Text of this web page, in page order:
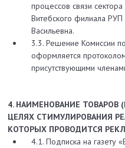
процессов связи
Витебского филиала РУП
Васильевна.
3.3. Решение Комиссии
оформляется
присутствующими
4. НАИМЕНОВАНИЕ ТОВАРОВ
ЦЕЛЯХ СТИМУЛИРОВАНИЯ
КОТОРЫХ ПРОВОДИТСЯ
4.1. Подписка на газету